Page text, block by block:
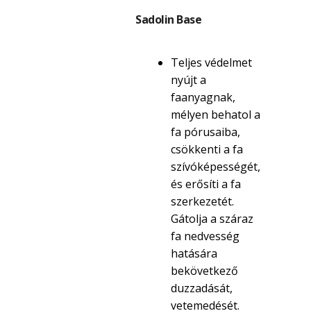
Sadolin Base
Teljes védelmet
nyújt a
faanyagnak,
mélyen behatol a
fa pórusaiba,
csökkenti a fa
szívóképességét,
és erősíti a fa
szerkezetét.
Gátolja a száraz
fa nedvesség
hatására
bekövetkező
duzzadását,
vetemedését.